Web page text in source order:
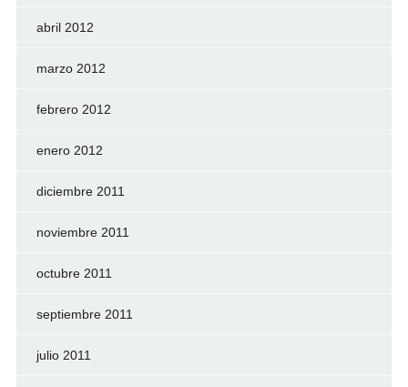
abril 2012
marzo 2012
febrero 2012
enero 2012
diciembre 2011
noviembre 2011
octubre 2011
septiembre 2011
julio 2011